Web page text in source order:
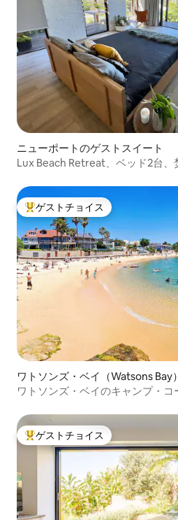
ニューポートのゲストスイート
Lux Beach Retreat、ベッド2台、
大好評のゲストチョイスです。
ゲストチョイス
ワトソンズ・ベイ（Watsons Bay
スイート
ワトソンズ・ベイのキャンプ・コ
大好評のゲストチョイスです。
ゲストチョイス